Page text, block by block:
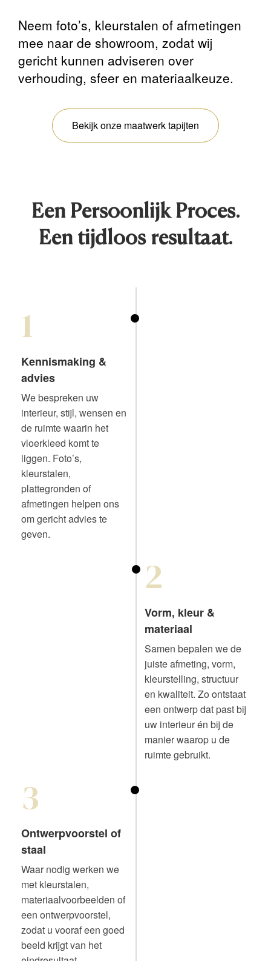
Neem foto’s, kleurstalen of afmetingen
mee naar de showroom, zodat wij
gericht kunnen adviseren over
verhouding, sfeer en materiaalkeuze.
Bekijk onze maatwerk tapijten
Een Persoonlijk Proces.
Een tijdloos resultaat.
1
Kennismaking &
advies
We bespreken uw
interieur, stijl, wensen en
de ruimte waarin het
vloerkleed komt te
liggen. Foto’s,
kleurstalen,
plattegronden of
afmetingen helpen ons
om gericht advies te
geven.
2
Vorm, kleur &
materiaal
Samen bepalen we de
juiste afmeting, vorm,
kleurstelling, structuur
en kwaliteit. Zo ontstaat
een ontwerp dat past bij
uw interieur én bij de
manier waarop u de
ruimte gebruikt.
3
Ontwerpvoorstel of
staal
Waar nodig werken we
met kleurstalen,
materiaalvoorbeelden of
een ontwerpvoorstel,
zodat u vooraf een goed
beeld krijgt van het